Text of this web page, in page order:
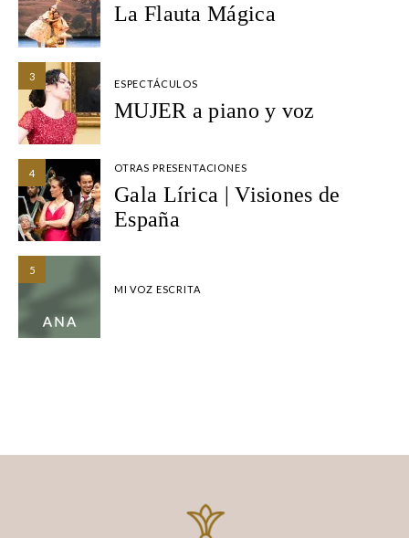
La Flauta Mágica
3
ESPECTÁCULOS
MUJER a piano y voz
4 OTRAS PRESENTACIONES
Gala Lírica | Visiones de
España
5
MI VOZ ESCRITA